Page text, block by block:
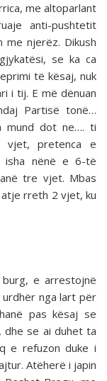
me altoparlant
anti-pushtetit
njerëz. Dikush
se ka ca
të kësaj, nuk
i tij. E më dënuan
Partisë tonë…
mund dot ne…. ti
vjet, pretenca e
isha nënë e 6-të
tre vjet. Mbas
atje rreth 2 vjet, ku
e arrestojnë
urdhër nga lart për
pas kësaj se
dhe se ai duhet ta
e refuzon duke i
Atëherë i japin